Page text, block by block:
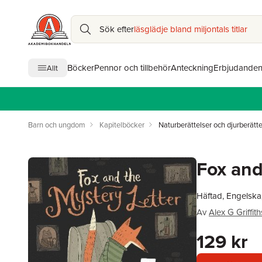
Sök efterläsglädje bland miljontals titlar
Allt BöckerPennor och tillbehörAnteckningErbjudanden
Barn och ungdom Kapitelböcker Naturberättelser och
Fox
Häftad,
AvAlex G
129 kr